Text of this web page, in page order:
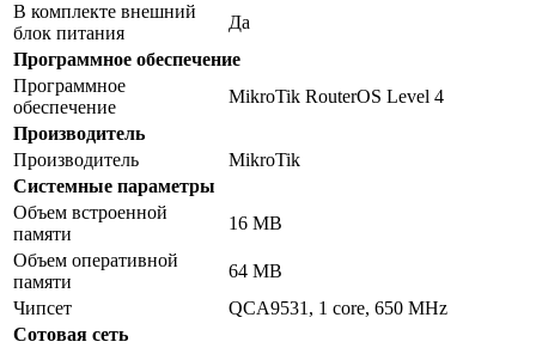
В комплекте внешний
блок питания
Да
Программное обеспечение
Программное
обеспечение
MikroTik RouterOS Level 4
Производитель
Производитель
MikroTik
Системные параметры
Объем встроенной
памяти
16 MB
Объем оперативной
памяти
64 MB
Чипсет
QCA9531, 1 core, 650 MHz
Сотовая сеть